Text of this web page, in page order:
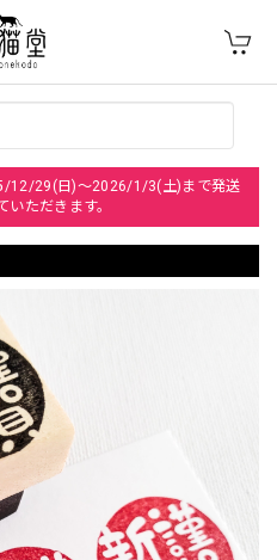
12/29(日)～2026/1/3(土)まで発送
いただきます。